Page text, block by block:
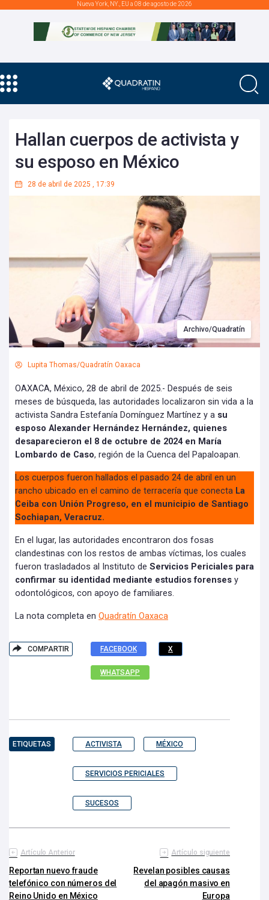
Nueva York, NY., EU a 08 de agosto de 2026
Hallan cuerpos de activista y
su esposo en México
28 de abril de 2025 , 17:39
Archivo/Quadratín
Lupita Thomas/Quadratín Oaxaca
OAXACA, México, 28 de abril de 2025.- Después de seis
meses de búsqueda, las autoridades localizaron sin vida a la
activista Sandra Estefanía Domínguez Martínez y a su
esposo Alexander Hernández Hernández, quienes
desaparecieron el 8 de octubre de 2024 en María
Lombardo de Caso, región de la Cuenca del Papaloapan.
Los cuerpos fueron hallados el pasado 24 de abril en un
rancho ubicado en el camino de terracería que conecta La
Ceiba con Unión Progreso, en el municipio de Santiago
Sochiapan, Veracruz.
En el lugar, las autoridades encontraron dos fosas
clandestinas con los restos de ambas víctimas, los cuales
fueron trasladados al Instituto de Servicios Periciales para
confirmar su identidad mediante estudios forenses y
odontológicos, con apoyo de familiares.
La nota completa en Quadratín Oaxaca
COMPARTIR FACEBOOK X
WHATSAPP
ETIQUETAS ACTIVISTA MÉXICO
SERVICIOS PERICIALES
SUCESOS
Artículo Anterior
Reportan nuevo fraude
telefónico con números del
Reino Unido en México
Artículo siguiente
Revelan posibles causas
del apagón masivo en
Europa